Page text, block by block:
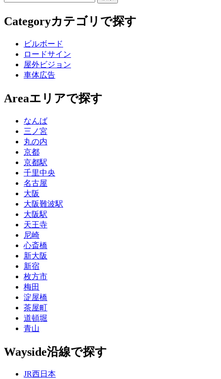
Categoryカテゴリで探す
ビルボード
ロードサイン
屋外ビジョン
車体広告
Areaエリアで探す
なんば
三ノ宮
丸の内
京都
京都駅
千里中央
名古屋
大阪
大阪難波駅
大阪駅
天王寺
尼崎
心斎橋
新大阪
新宿
枚方市
梅田
淀屋橋
茶屋町
道頓堀
青山
Wayside沿線で探す
JR西日本